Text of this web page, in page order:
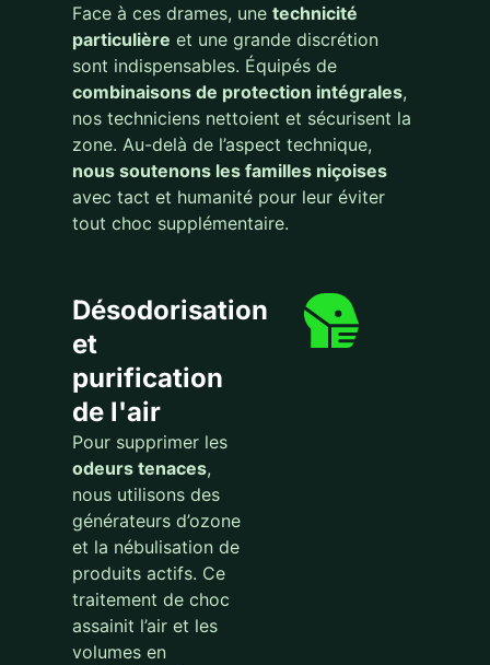
Face à ces drames, une technicité
particulière et une grande discrétion
sont indispensables. Équipés de
combinaisons de protection intégrales,
nos techniciens nettoient et sécurisent la
zone. Au-delà de l’aspect technique,
nous soutenons les familles niçoises
avec tact et humanité pour leur éviter
tout choc supplémentaire.
Désodorisation
et
purification
de l'air
Pour supprimer les
odeurs tenaces,
nous utilisons des
générateurs d’ozone
et la nébulisation de
produits actifs. Ce
traitement de choc
assainit l’air et les
volumes en